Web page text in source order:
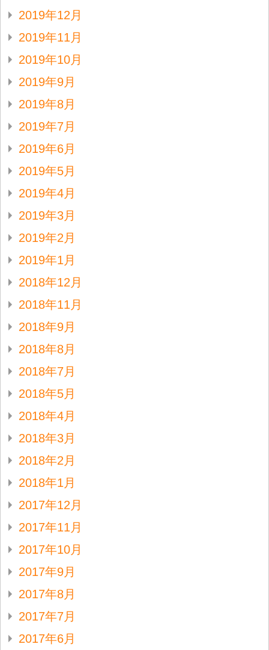
2019年12月
2019年11月
2019年10月
2019年9月
2019年8月
2019年7月
2019年6月
2019年5月
2019年4月
2019年3月
2019年2月
2019年1月
2018年12月
2018年11月
2018年9月
2018年8月
2018年7月
2018年5月
2018年4月
2018年3月
2018年2月
2018年1月
2017年12月
2017年11月
2017年10月
2017年9月
2017年8月
2017年7月
2017年6月